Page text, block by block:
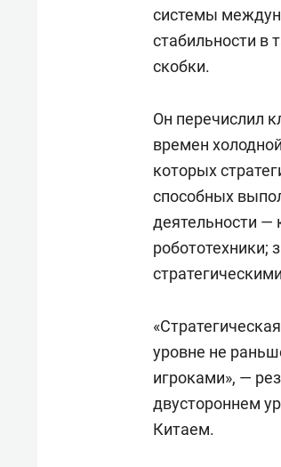
системы
стабильности в
скобки.
Он перечислил
времен
которых
способных
деятельности —
робототехники;
уровне не
игроками», —
двустороннем
Китаем.